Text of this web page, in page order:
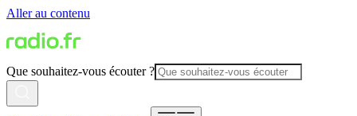
Aller au contenu
Que souhaitez-vous écouter ?